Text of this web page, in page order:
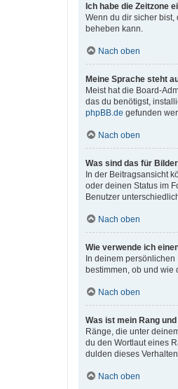
Ich habe die Zeitzone
Wenn du dir sicher bist,
beheben kann.
Nach oben
Meine Sprache steht
Meist hat die Board-
das du benötigst,
phpBB.de gefunden
Nach oben
Was sind das für
In der Beitragsansicht
oder deinen Status im
Benutzer
Nach oben
Wie verwende ich
In deinem persönlichen
bestimmen, ob und wie
Nach oben
Was ist mein Rang
Ränge, die unter
du den Wortlaut eines
dulden dieses
Nach oben